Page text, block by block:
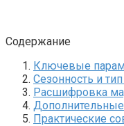
Содержание
Ключевые
Сезонность и
Расшифровка
Практические